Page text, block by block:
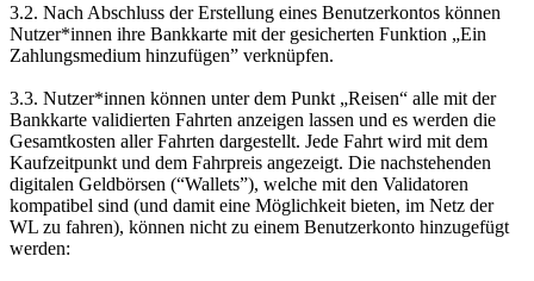
3.2. Nach Abschluss der Erstellung eines Benutzerkontos können
Nutzer*innen ihre Bankkarte mit der gesicherten Funktion „Ein
Zahlungsmedium hinzufügen” verknüpfen.
3.3. Nutzer*innen können unter dem Punkt „Reisen“ alle mit der
Bankkarte validierten Fahrten anzeigen lassen und es werden die
Gesamtkosten aller Fahrten dargestellt. Jede Fahrt wird mit dem
Kaufzeitpunkt und dem Fahrpreis angezeigt. Die nachstehenden
digitalen Geldbörsen (“Wallets”), welche mit den Validatoren
kompatibel sind (und damit eine Möglichkeit bieten, im Netz der
WL zu fahren), können nicht zu einem Benutzerkonto hinzugefügt
werden: